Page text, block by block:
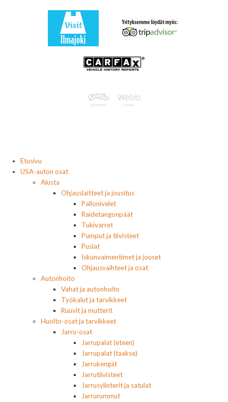
Etusivu
USA-auton osat
Alusta
Ohjauslaitteet ja jousitus
Pallonivelet
Raidetangonpäät
Tukivarret
Pumput ja tiivisteet
Puslat
Iskunvaimentimet ja jouset
Ohjausvaihteet ja osat
Autonhoito
Vahat ja autonhoito
Työkalut ja tarvikkeet
Ruuvit ja mutterit
Huolto-osat ja tarvikkeet
Jarru-osat
Jarrupalat (eteen)
Jarrupalat (taakse)
Jarrukengät
Jarrutiivisteet
Jarrusylinterit ja satulat
Jarrurummut